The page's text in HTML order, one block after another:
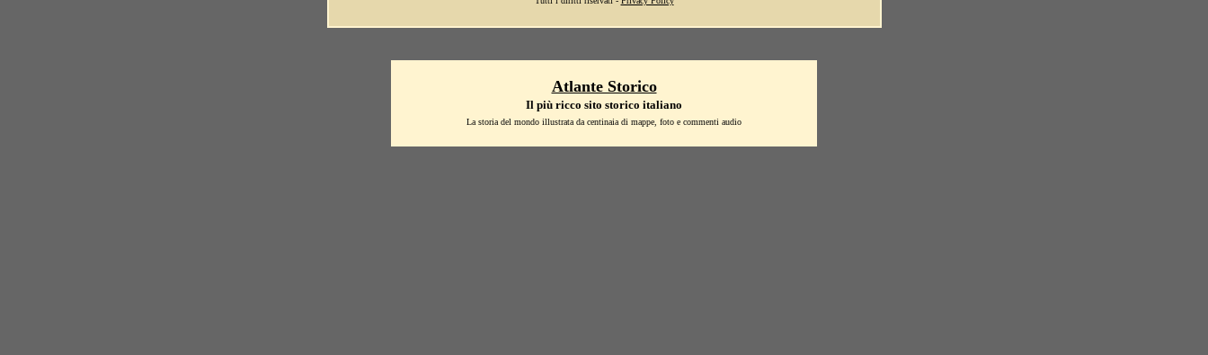
Atlante Storico
Il più ricco sito storico italiano
La storia del mondo illustrata da centinaia di mappe, foto e commenti audio